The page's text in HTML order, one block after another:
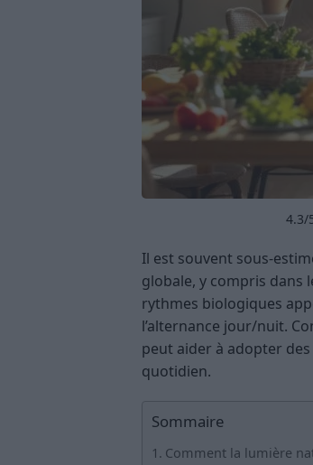
4.3/
Il est souvent sous-
globale, y compris dans
rythmes biologiques
l’alternance jour/nuit.
peut aider à adopter
quotidien.
Sommaire
Comment la lumière